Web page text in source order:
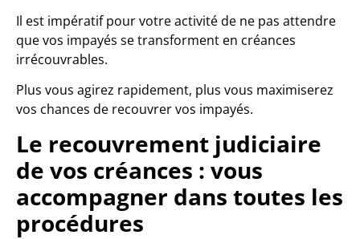
Il est impératif pour votre activité de ne pas attendre
que vos impayés se transforment en créances
irrécouvrables.
Plus vous agirez rapidement, plus vous maximiserez
vos chances de recouvrer vos impayés.
Le recouvrement judiciaire
de vos créances : vous
accompagner dans toutes les
procédures